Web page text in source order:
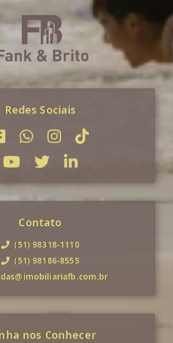
Redes Sociais
Contato
(51) 98318-1110
(51) 98186-8555
nos Conhecer